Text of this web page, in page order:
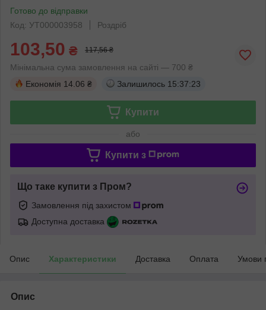
Готово до відправки
Код: УТ000003958
Роздріб
103,50 ₴ 117,56 ₴
Мінімальна сума замовлення на сайті — 700 ₴
Економія 14.06 ₴ Залишилось 15:37:23
Купити
або
Купити з
Що таке купити з Пром?
Замовлення під захистом
Доступна доставка
Опис Характеристики Доставка Оплата Умови
Опис